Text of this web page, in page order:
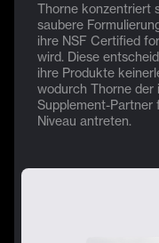
Thorne konzentriert
saubere
ihre NSF Certified
wird. Diese
ihre Produkte
wodurch Thorne der
Supplement-Partner
Niveau antreten.